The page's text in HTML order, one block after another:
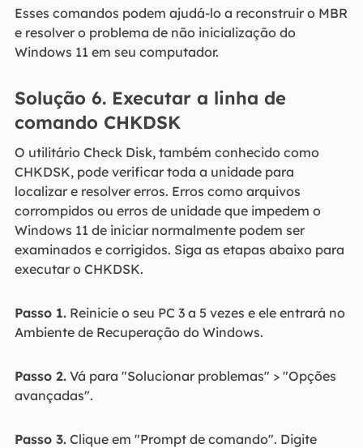
Esses comandos podem ajudá-lo a reconstruir o MBR
e resolver o problema de não inicialização do
Windows 11 em seu computador.
Solução 6. Executar a linha de
comando CHKDSK
O utilitário Check Disk, também conhecido como
CHKDSK, pode verificar toda a unidade para
localizar e resolver erros. Erros como arquivos
corrompidos ou erros de unidade que impedem o
Windows 11 de iniciar normalmente podem ser
examinados e corrigidos. Siga as etapas abaixo para
executar o CHKDSK.
Passo 1.Reinicie o seu PC 3 a 5 vezes e ele entrará no
Ambiente de Recuperação do Windows.
Passo 2.Vá para "Solucionar problemas" > "Opções
avançadas".
Passo 3.Clique em "Prompt de comando". Digite